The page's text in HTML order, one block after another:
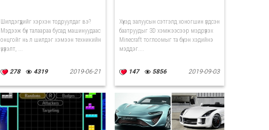
Шилдэгүүдийг хэрхэн тодруулдаг вэ?
Мэдээж бүх талаараа бусад машинуудаас
онцгойг нь л шилдэг хэмээн техникийн
үзүүлэлт, ...
278 4319 2019-06-21
Хүүхэд залуусын сэтгэлд хоногшин үлдсэн
баатруудыг 3D хэмжээсээр мэдрүүлэх
Minecraft тоглоомыг та бүхэн хэдийнэ
мэддэг....
147 5856 2019-09-03